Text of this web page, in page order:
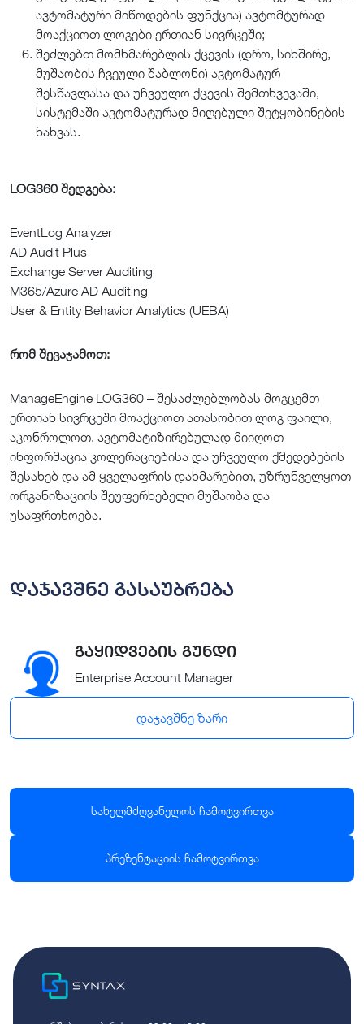
ავტომატური მიწოდების ფუნქცია) ავტომტურად
მოაქციოთ ლოგები ერთიან სივრცეში;
შეძლებთ მომხმარებლის ქცევის (დრო, სიხშირე,
მუშაობის ჩვეული შაბლონი) ავტომატურ
შესწავლასა და უჩვეულო ქცევის შემთხვევაში,
სისტემაში ავტომატურად მიღებული შეტყობინების
ნახვას.
LOG360 შედგება:
EventLog Analyzer
AD Audit Plus
Exchange Server Auditing
M365/Azure AD Auditing
User & Entity Behavior Analytics (UEBA)
რომ შევაჯამოთ:
ManageEngine LOG360 – შესაძლებლობას მოგცემთ
ერთიან სივრცეში მოაქციოთ ათასობით ლოგ ფაილი,
აკონროლოთ, ავტომატიზირებულად მიიღოთ
ინფორმაცია კოლერაციებისა და უჩვეულო ქმედებების
შესახებ და ამ ყველაფრის დახმარებით, უზრუნველყოთ
ორგანიზაციის შეუფერხებელი მუშაობა და
უსაფრთხოება.
დაჯავშნე გასაუბრება
გაყიდვების გუნდი
Enterprise Account Manager
დაჯავშნე ზარი
სახელმძღვანელოს ჩამოტვირთვა
პრეზენტაციის ჩამოტვირთვა